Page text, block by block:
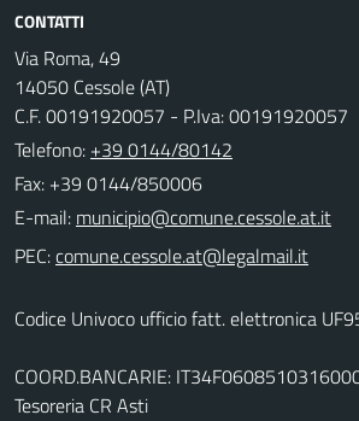
CONTATTI
Via Roma, 49
14050 Cessole (AT)
C.F. 00191920057 - P.Iva: 00191920057
Telefono: +39 0144/80142
Fax: +39 0144/850006
E-mail:
PEC:
Codice Univoco ufficio fatt. elettronica
COORD.BANCARIE:
Tesoreria CR Asti